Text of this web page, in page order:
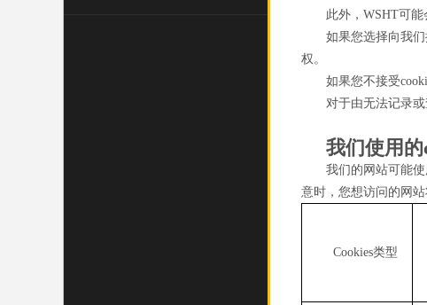
此外，WSHT可能
如果您选择向我
权。
如果您不接受
对于由无法记录
我们使用
我们的网站可能使
意时，您想访问的网
Cookies类型